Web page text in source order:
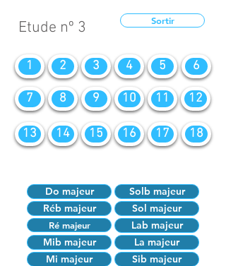
Etude nº 3 Sortir
1 2 3 4 5 6
7 8 9 10 11 12
13 14 15 16 17 18
Do majeur
Solb majeur
Réb majeur
Sol majeur
Ré majeur
Lab majeur
Mib majeur
La majeur
Mi majeur
Sib majeur